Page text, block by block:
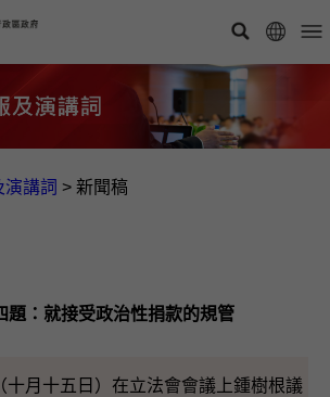
講詞 > 新聞稿
題：就接受政治性捐款的規管
月十五日）在立法會會議上鍾樹根議